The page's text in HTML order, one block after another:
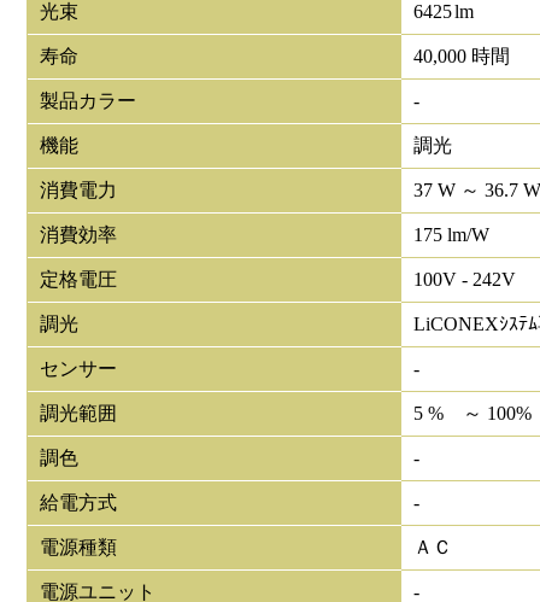
光束 6425lm
寿命 40,000 時間
製品カラー -
機能 調光
消費電力 37 W ～ 36.7
消費効率 175 lm/W
定格電圧 100V - 242V
調光 LiCONEXｼｽﾃ
センサー -
調光範囲 5 % ～ 100%
調色 -
給電方式 -
電源種類 ＡＣ
電源ユニット -